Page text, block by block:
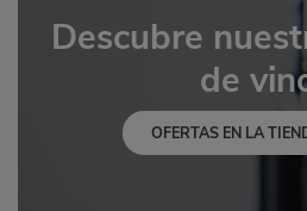
Descubre
de
OFERTAS EN LA